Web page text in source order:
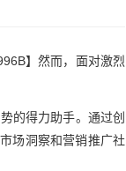
】然而，面对激烈
的得力助手。通过创
场洞察和营销推广社